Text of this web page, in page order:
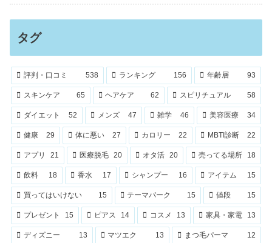
タグ
評判・口コミ 538 ランキング 156 年齢層 93
スキンケア 65 ヘアケア 62 スピリチュアル 58
ダイエット 52 メンズ 47 雑学 46 美容医療 34
健康 29 体に悪い 27 カロリー 22 MBTI診断 22
アプリ 21 医療脱毛 20 オタ活 20 売ってる場所 18
飲料 18 香水 17 シャンプー 16 アイテム 15
買ってはいけない 15 テーマパーク 15 値段 15
プレゼント 15 ピアス 14 コスメ 13 家具・家電 13
ディズニー 13 マツエク 13 まつ毛パーマ 12